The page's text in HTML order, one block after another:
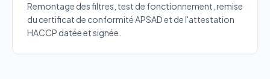
Remontage des filtres, test de fonctionnement, remise
du certificat de conformité APSAD et de l'attestation
HACCP datée et signée.